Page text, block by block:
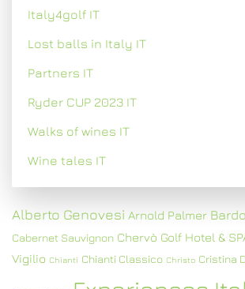
Italy4golf IT
Lost balls in Italy IT
Partners IT
Ryder CUP 2023 IT
Walks of wines IT
Wine tales IT
Alberto Genovesi Arnold Palmer
Cabernet Sauvignon Chervò Golf Hotel &
Vigilio Chianti Chianti Classico Christo Cristina